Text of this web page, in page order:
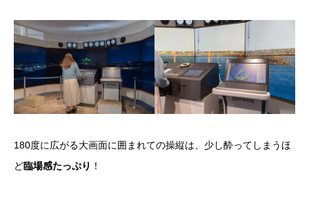
180度に広がる大画面に囲まれての操縦は、少し酔ってしまうほ
ど臨場感たっぷり ！